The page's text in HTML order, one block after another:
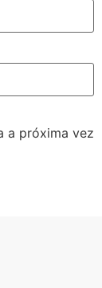
a próxima vez